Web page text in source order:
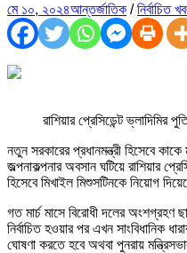
মে ১০, ২০২৪আন্তর্জাতিক /নির্বাচিত
রাশিয়ার প্রেসিডেন্ট ভ্লাদিমির
নতুন সরকারের প্রধানমন্ত্রী হিসেবে
জল্পনাকল্পনার অবসান ঘটিয়ে রাশিয়ার
হিসেবে মিখাইল মিশুসটিনকে নিয়োগ
গত মার্চ মাসে বিরোধী দলের অংশগ্রহণ
নির্বাচিত হওয়ার পর এখন সাংবিধানিক
ঘোষণা করতে হবে অথবা পুনরায়